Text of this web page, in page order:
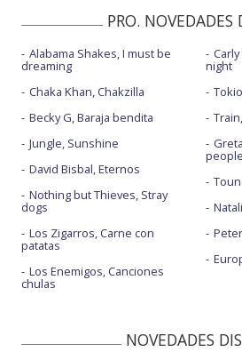
PRO. NOVEDADES
Alabama Shakes, I must be
dreaming
Chaka Khan, Chakzilla
Becky G, Baraja bendita
Jungle, Sunshine
David Bisbal, Eternos
Nothing but Thieves, Stray
dogs
Los Zigarros, Carne con
patatas
Los Enemigos, Canciones
chulas
night
people
NOVEDADES